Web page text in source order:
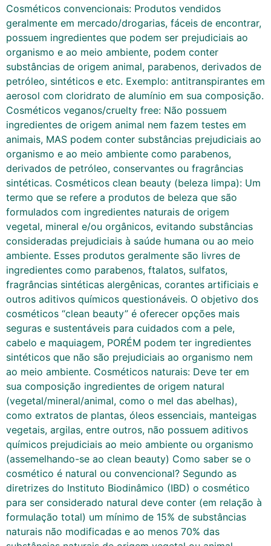
Cosméticos convencionais: Produtos vendidos
geralmente em mercado/drogarias, fáceis de encontrar,
possuem ingredientes que podem ser prejudiciais ao
organismo e ao meio ambiente, podem conter
substâncias de origem animal, parabenos, derivados de
petróleo, sintéticos e etc. Exemplo: antitranspirantes em
aerosol com cloridrato de alumínio em sua composição.
Cosméticos veganos/cruelty free: Não possuem
ingredientes de origem animal nem fazem testes em
animais, MAS podem conter substâncias prejudiciais ao
organismo e ao meio ambiente como parabenos,
derivados de petróleo, conservantes ou fragrâncias
sintéticas. Cosméticos clean beauty (beleza limpa): Um
termo que se refere a produtos de beleza que são
formulados com ingredientes naturais de origem
vegetal, mineral e/ou orgânicos, evitando substâncias
consideradas prejudiciais à saúde humana ou ao meio
ambiente. Esses produtos geralmente são livres de
ingredientes como parabenos, ftalatos, sulfatos,
fragrâncias sintéticas alergênicas, corantes artificiais e
outros aditivos químicos questionáveis. O objetivo dos
cosméticos “clean beauty” é oferecer opções mais
seguras e sustentáveis para cuidados com a pele,
cabelo e maquiagem, PORÉM podem ter ingredientes
sintéticos que não são prejudiciais ao organismo nem
ao meio ambiente. Cosméticos naturais: Deve ter em
sua composição ingredientes de origem natural
(vegetal/mineral/animal, como o mel das abelhas),
como extratos de plantas, óleos essenciais, manteigas
vegetais, argilas, entre outros, não possuem aditivos
químicos prejudiciais ao meio ambiente ou organismo
(assemelhando-se ao clean beauty) Como saber se o
cosmético é natural ou convencional? Segundo as
diretrizes do Instituto Biodinâmico (IBD) o cosmético
para ser considerado natural deve conter (em relação à
formulação total) um mínimo de 15% de substâncias
naturais não modificadas e ao menos 70% das